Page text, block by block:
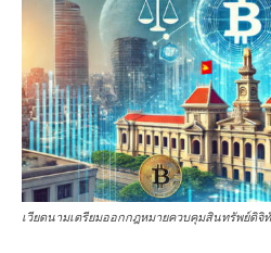
เวียดนามเตรียมออกกฎหมายควบคุมสินทรัพย์ดิจิ